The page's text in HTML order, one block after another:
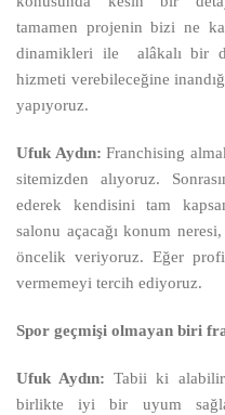
tamamen projenin bizi ne
dinamikleri ile alâkalı bir
hizmeti verebileceğine
yapıyoruz.
Ufuk Aydın: Franchising
sitemizden alıyoruz.
ederek kendisini tam
salonu açacağı konum
öncelik veriyoruz. Eğer
vermemeyi tercih ediyoruz.
Spor geçmişi olmayan biri
Ufuk Aydın: Tabii ki
birlikte iyi bir uyum